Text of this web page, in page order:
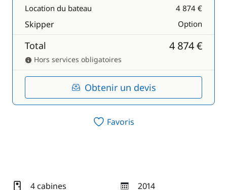
Location du bateau 4 874 €
Skipper Option
Total 4 874 €
Hors services obligatoires
Obtenir un devis
Favoris
4 cabines 2014